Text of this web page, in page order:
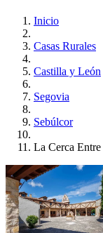
Inicio
Casas Rurales
Castilla y León
Segovia
Sebúlcor
La Cerca